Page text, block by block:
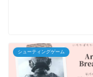
シューティングゲーム